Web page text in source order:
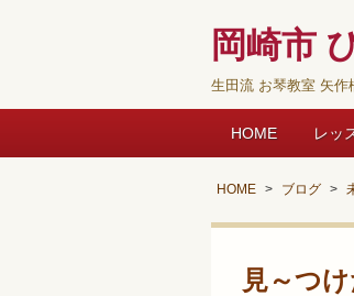
岡崎市
生田流 お琴教室 矢作
HOME レッ
HOME ブログ
見～つ